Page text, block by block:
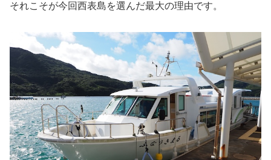
それこそが今回西表島を選んだ最大の理由です。